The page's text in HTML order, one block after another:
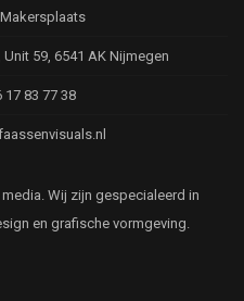
59, 6541 AK Nijmegen
17 83 77 38
Wij zijn gespecialeerd in
en grafische vormgeving.